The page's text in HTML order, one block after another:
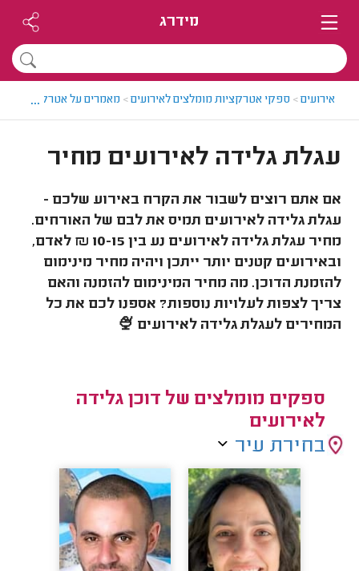
מידרג
אירועים> ספקי אטרקציות מומלצים לאירועים> מאמרים על אטרקציות
...
עגלת גלידה לאירועים מחיר
אם אתם רוצים לשבור את הקרח באירוע שלכם -
עגלת גלידה לאירועים תמיס את לבם של האורחים.
מחיר עגלת גלידה לאירועים נע בין 10-15 ₪ לאדם,
ובאירועים קטנים יותר ייתכן ויהיה מחיר מינימום
להזמנת הדוכן. מה מחיר המינימום להזמנה והאם
צריך לצפות לעלויות נוספות? אספנו לכם את כל
המחירים לעגלת גלידה לאירועים 🍨
ספקים מומלצים של דוכן גלידה
לאירועים
בחירת עיר